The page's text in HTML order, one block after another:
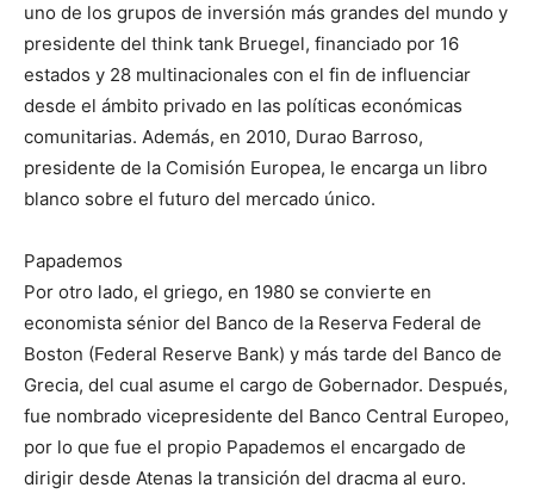
uno de los grupos de inversión más grandes del mundo y
presidente del think tank Bruegel, financiado por 16
estados y 28 multinacionales con el fin de influenciar
desde el ámbito privado en las políticas económicas
comunitarias. Además, en 2010, Durao Barroso,
presidente de la Comisión Europea, le encarga un libro
blanco sobre el futuro del mercado único.
Papademos
Por otro lado, el griego, en 1980 se convierte en
economista sénior del Banco de la Reserva Federal de
Boston (Federal Reserve Bank) y más tarde del Banco de
Grecia, del cual asume el cargo de Gobernador. Después,
fue nombrado vicepresidente del Banco Central Europeo,
por lo que fue el propio Papademos el encargado de
dirigir desde Atenas la transición del dracma al euro.